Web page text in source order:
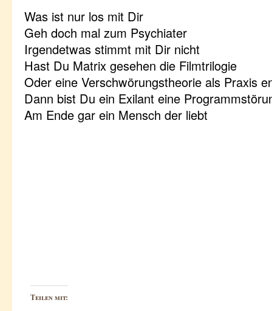
Was ist nur los mit Dir
Geh doch mal zum Psychiater
Irgendetwas stimmt mit Dir nicht
Hast Du Matrix gesehen die Filmtrilogie
Oder eine Verschwörungstheorie als Praxis
Dann bist Du ein Exilant eine
Am Ende gar ein Mensch der liebt
Teilen mit: